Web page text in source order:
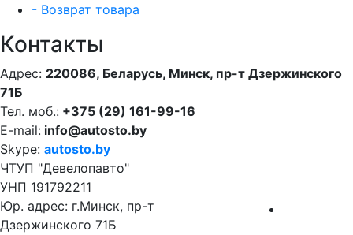
- Возврат товара
Контакты
Адрес: 220086, Беларусь, Минск, пр-т Дзержинского
71Б
Тел. моб.: +375 (29) 161-99-16
E-mail: info@autosto.by
Skype: autosto.by
ЧТУП "Девелопавто"
УНП 191792211
Юр. адрес: г.Минск, пр-т
Дзержинского 71Б